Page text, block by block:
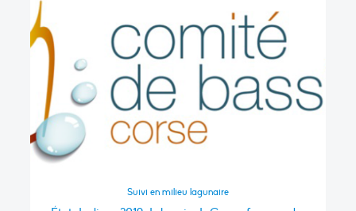
Suivi en milieu lagunaire